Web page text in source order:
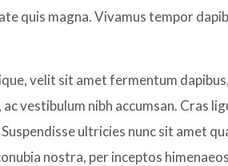
quis magna. Vivamus tempor
velit sit amet fermentum
vestibulum nibh accumsan. Cras
ultricies nunc sit amet
nostra, per inceptos